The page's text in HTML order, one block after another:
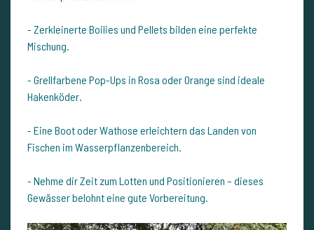
- Zerkleinerte Boilies und Pellets bilden eine perfekte
Mischung.
- Grellfarbene Pop-Ups in Rosa oder Orange sind ideale
Hakenköder.
- Eine Boot oder Wathose erleichtern das Landen von
Fischen im Wasserpflanzenbereich.
- Nehme dir Zeit zum Lotten und Positionieren – dieses
Gewässer belohnt eine gute Vorbereitung.